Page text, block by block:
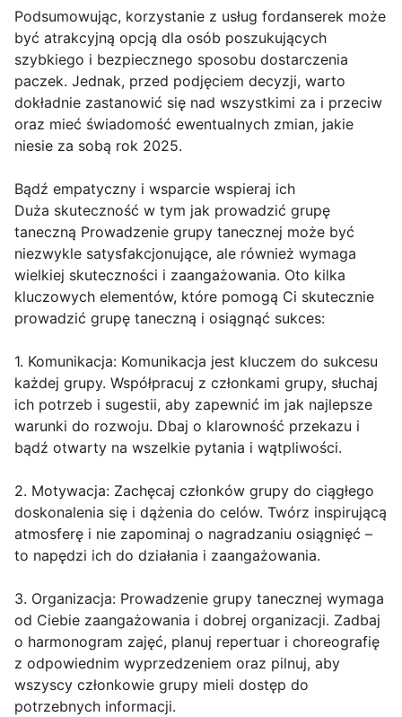
Podsumowując, korzystanie z usług fordanserek może
być atrakcyjną opcją dla osób poszukujących
szybkiego i bezpiecznego sposobu dostarczenia
paczek. Jednak, przed podjęciem decyzji, warto
dokładnie zastanowić się nad wszystkimi za i przeciw
oraz mieć świadomość ewentualnych zmian, jakie
niesie za sobą rok 2025.
Bądź empatyczny i wsparcie wspieraj ich
Duża skuteczność w tym jak prowadzić grupę
taneczną Prowadzenie grupy tanecznej może być
niezwykle satysfakcjonujące, ale również wymaga
wielkiej skuteczności i zaangażowania. Oto kilka
kluczowych elementów, które pomogą Ci skutecznie
prowadzić grupę taneczną i osiągnąć sukces:
1. Komunikacja: Komunikacja jest kluczem do sukcesu
każdej grupy. Współpracuj z członkami grupy, słuchaj
ich potrzeb i sugestii, aby zapewnić im jak najlepsze
warunki do rozwoju. Dbaj o klarowność przekazu i
bądź otwarty na wszelkie pytania i wątpliwości.
2. Motywacja: Zachęcaj członków grupy do ciągłego
doskonalenia się i dążenia do celów. Twórz inspirującą
atmosferę i nie zapominaj o nagradzaniu osiągnięć –
to napędzi ich do działania i zaangażowania.
3. Organizacja: Prowadzenie grupy tanecznej wymaga
od Ciebie zaangażowania i dobrej organizacji. Zadbaj
o harmonogram zajęć, planuj repertuar i choreografię
z odpowiednim wyprzedzeniem oraz pilnuj, aby
wszyscy członkowie grupy mieli dostęp do
potrzebnych informacji.